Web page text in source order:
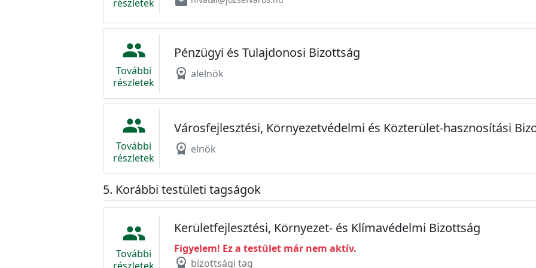
részletek
people
További
részletek
Pénzügyi és Tulajdonosi Bizottság
workspace_premium alelnök
people
További
részletek
Városfejlesztési, Környezetvédelmi és Közterület-hasznosítási
workspace_premium elnök
Korábbi testületi tagságok
people
További
részletek
Kerületfejlesztési, Környezet- és Klímavédelmi Bizottság
Figyelem! Ez a testület már nem aktív.
workspace_premium bizottsági tag